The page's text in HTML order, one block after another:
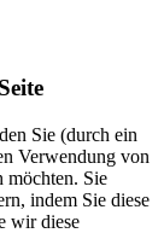
Sie (durch ein
Verwendung von
möchten. Sie
indem Sie diese
wir diese